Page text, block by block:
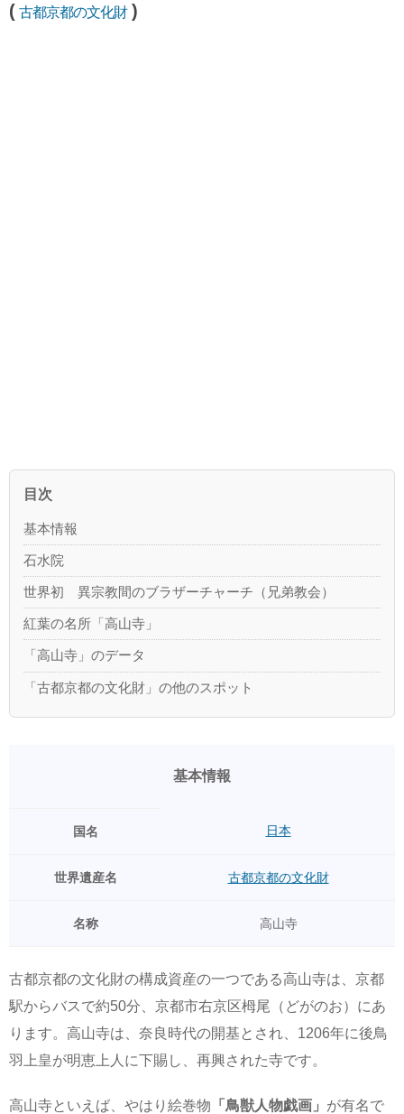
( 古都京都の文化財)
目次
基本情報
石水院
世界初 異宗教間のブラザーチャーチ（兄弟教会）
紅葉の名所「高山寺」
「高山寺」のデータ
「古都京都の文化財」の他のスポット
基本情報
国名 日本
世界遺産名 古都京都の文化財
名称 高山寺
古都京都の文化財の構成資産の一つである高山寺は、京都
駅からバスで約50分、京都市右京区栂尾（どがのお）にあ
ります。高山寺は、奈良時代の開基とされ、1206年に後鳥
羽上皇が明恵上人に下賜し、再興された寺です。
高山寺といえば、やはり絵巻物 「鳥獣人物戯画」 が有名で